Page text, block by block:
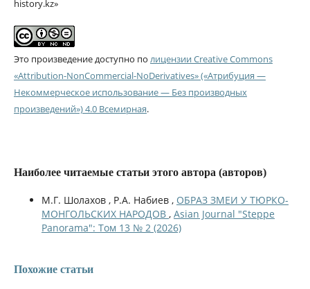
history.kz»
Это произведение доступно по лицензии Creative Commons
«Attribution-NonCommercial-NoDerivatives» («Атрибуция —
Некоммерческое использование — Без производных
произведений») 4.0 Всемирная.
Наиболее читаемые статьи этого автора (авторов)
М.Г. Шолахов , Р.А. Набиев , ОБРАЗ ЗМЕИ У ТЮРКО-
МОНГОЛЬСКИХ НАРОДОВ , Asian Journal "Steppe
Panorama": Том 13 № 2 (2026)
Похожие статьи